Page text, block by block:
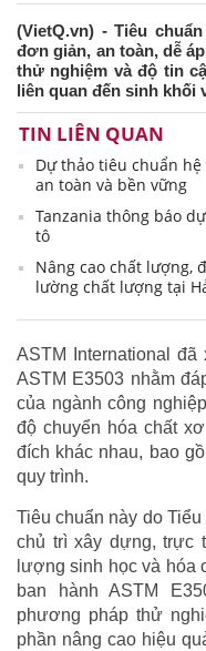
(VietQ.vn) - Tiêu
đơn giản, an toàn, dễ
thử nghiệm và độ tin
liên quan đến sinh khối
TIN LIÊN QUAN
Dự thảo tiêu chuẩn
an toàn và bền vững
Tanzania thông báo
tô
Nâng cao chất lượng,
lường chất lượng tại
ASTM International
ASTM E3503 nhằm
của ngành công
độ chuyển hóa chất
đích khác nhau, bao
quy trình.
Tiêu chuẩn này do
chủ trì xây dựng, trực
lượng sinh học và hóa
ban hành ASTM
phương pháp thử
phần nâng cao hiệu